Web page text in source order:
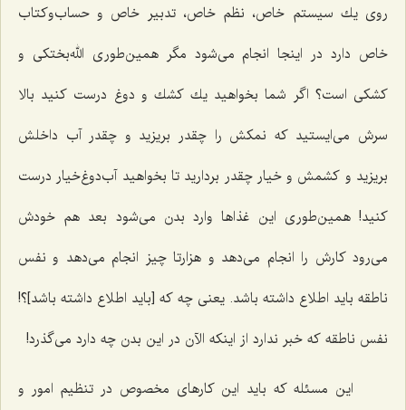
روى یك سیستم خاص، نظم خاص، تدبیر خاص و حساب‌وکتاب
خاص دارد در اینجا انجام مى‌شود مگر همین‌طوری الله‌بختکی و
كشكى است؟ اگر شما بخواهید یك كشك و دوغ درست كنید بالا
سرش مى‌ایستید كه نمكش را چقدر بریزید و چقدر آب داخلش
بریزید و كشمش و خیار چقدر بردارید تا بخواهید آب‌دوغ‌خیار درست
كنید! همین‌طورى این غذاها وارد بدن مى‌شود بعد هم خودش
می‌رود كارش را انجام می‌دهد و هزارتا چیز انجام مى‌دهد و نفس
ناطقه باید اطلاع داشته باشد. یعنی چه که [باید اطلاع داشته باشد]؟!
نفس ناطقه که خبر ندارد از اینكه الآن در این بدن چه دارد مى‌گذرد!
این مسئله كه باید این كارهاى مخصوص در تنظیم امور و